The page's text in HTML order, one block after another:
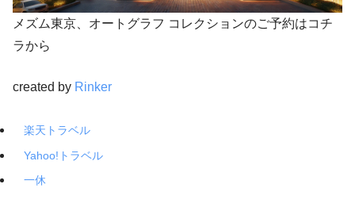
メズム東京、オートグラフ コレクションのご予約はコチ
ラから
created by Rinker
楽天トラベル
Yahoo!トラベル
一休